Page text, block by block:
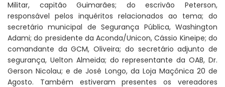
Militar, capitão Guimarães; do escrivão Peterson,
responsável pelos inquéritos relacionados ao tema; do
secretário municipal de Segurança Pública, Washington
Adami; do presidente da Aconda/Unicon, Cássio Kineipe; do
comandante da GCM, Oliveira; do secretário adjunto de
segurança, Uelton Almeida; do representante da OAB, Dr.
Gerson Nicolau; e de José Longo, da Loja Maçônica 20 de
Agosto. Também estiveram presentes os vereadores